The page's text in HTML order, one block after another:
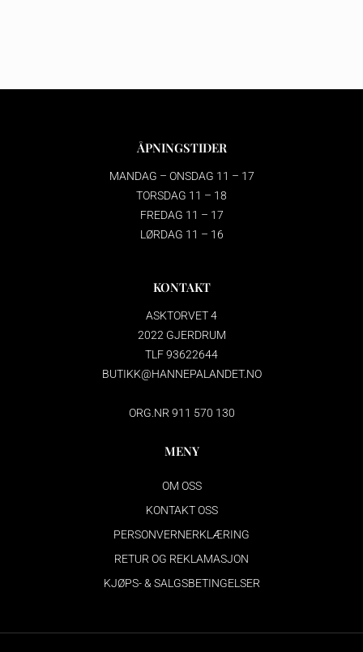
ÅPNINGSTIDER
MANDAG – ONSDAG 11 – 17
TORSDAG 11 – 18
FREDAG 11 – 17
LØRDAG 11 – 16
KONTAKT
ASKTORVET 4
2022 GJERDRUM
TLF 93622644
BUTIKK@HANNEPALANDET.NO
ORG.NR 911 570 130
MENY
OM OSS
KONTAKT OSS
PERSONVERNERKLÆRING
RETUR OG REKLAMASJON
KJØPS- & SALGSBETINGELSER